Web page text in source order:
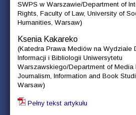
SWPS w Warszawie/Department of
Rights, Faculty of Law, University of
Humanities, Warsaw)
Ksenia Kakareko
(Katedra Prawa Mediów na Wydziale
Informacji i Bibliologii Uniwersytetu
Warszawskiego/Department of Media
Journalism, Information and Book
Warsaw)
Pełny tekst artykułu